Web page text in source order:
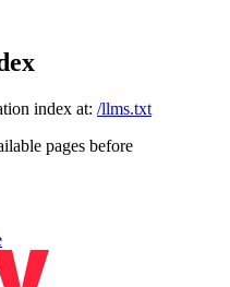
index at: /llms.txt
pages before